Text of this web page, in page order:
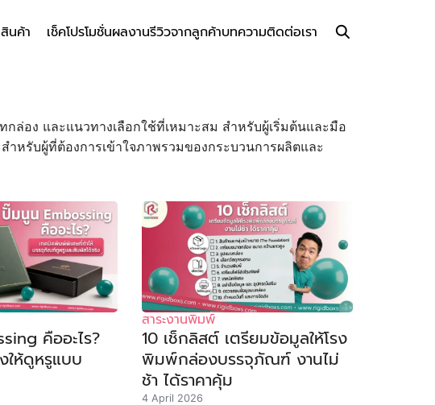
นค้า เช็คโปรโมชั่นผลงานรีวิวจากลูกค้าบทความติดต่อเรา
อง และแนวทางเลือกใช้ที่เหมาะสม สำหรับผู้เริ่มต้นและมือ
หรับผู้ที่ต้องการเข้าใจภาพรวมของกระบวนการผลิตและ
คืออะไร?
ให้ดูหรูแบบ
สาระงานพิมพ์
10 เช็กลิสต์ เตรียมข้อมูลให้โรง
พิมพ์กล่องบรรจุภัณฑ์ งานไม่
ช้า ได้ราคาคุ้ม
4 April 2026